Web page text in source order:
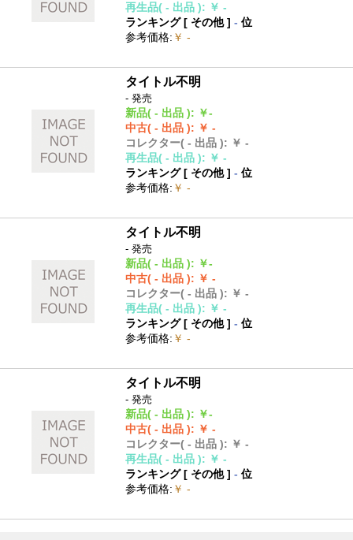
再生品( - 出品 ): ￥ -
ランキング [ その他]- 位
参考価格: ￥ -
タイトル不明
- 発売
新品( - 出品 ): ￥-
中古( - 出品 ): ￥ -
コレクター( - 出品 ): ￥ -
再生品( - 出品 ): ￥ -
ランキング [ その他]- 位
参考価格: ￥ -
タイトル不明
- 発売
新品( - 出品 ): ￥-
中古( - 出品 ): ￥ -
コレクター( - 出品 ): ￥ -
再生品( - 出品 ): ￥ -
ランキング [ その他]- 位
参考価格: ￥ -
タイトル不明
- 発売
新品( - 出品 ): ￥-
中古( - 出品 ): ￥ -
コレクター( - 出品 ): ￥ -
再生品( - 出品 ): ￥ -
ランキング [ その他]- 位
参考価格: ￥ -